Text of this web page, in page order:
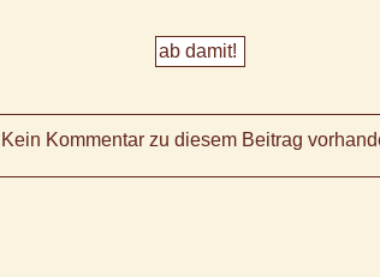
Kein Kommentar zu diesem Beitrag